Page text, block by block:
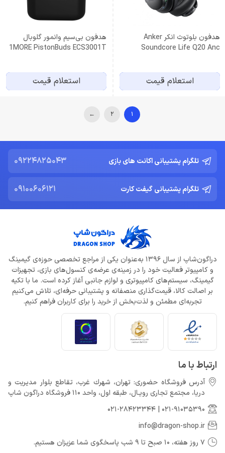
هدفون بلوتوث انکر Anker
Soundcore Life Q20 Anc
استعلام قیمت
هدفون بی‌سیم وانمور گلوبال
1MORE PistonBuds ECS3001T
استعلام قیمت
1
2
←
تلگرام پشتیبانی اکانت های بازی 09224825043
تلگرام پشتیبانی گیفت کارت 09100606121
دراگون‌شاپ از سال 1396 به‌عنوان یکی از مراجع تخصصی حوزه‌ی گیمینگ
و کامپیوتر فعالیت خود را در زمینه‌ی عرضه‌ی کنسول‌های بازی، تجهیزات
گیمینگ، سیستم‌های کامپیوتری و لوازم جانبی آغاز کرده است. ما با تکیه
بر اصالت کالا، قیمت‌گذاری منصفانه و پشتیبانی حرفه‌ای، تلاش می‌کنیم
تجربه‌ای مطمئن و لذت‌بخش از خرید را برای کاربران فراهم کنیم.
ارتباط با ما
آدرس فروشگاه حضوری: تهران، شهرك غرب، تقاطع بلوار مدیریت و
دريا، مجتمع تجارى رويـال، طبقه اول، واحد 110 فروشگاه دراگون شاپ
021-91035390
021-28423344
info@dragon-shop.ir
7 روز هفته، 10 صبح تا 9 شب پاسخگوی شما عزیزان هستیم.